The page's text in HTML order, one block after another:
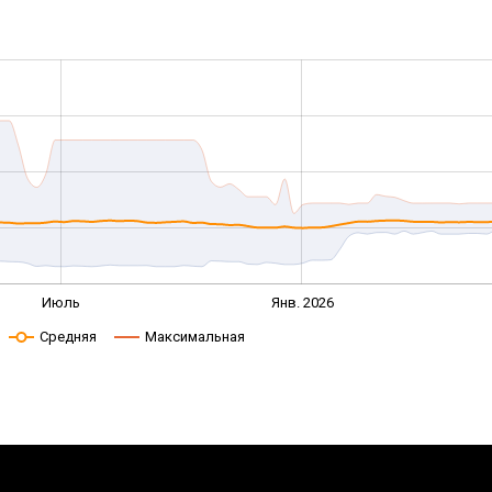
Июль Янв. 2026
Средняя Максимальная